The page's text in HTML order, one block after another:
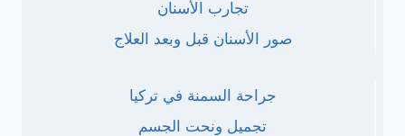
تجارب الأسنان
صور الأسنان قبل وبعد العلاج
جراحة السمنة في تركيا
تجميل ونحت الجسم